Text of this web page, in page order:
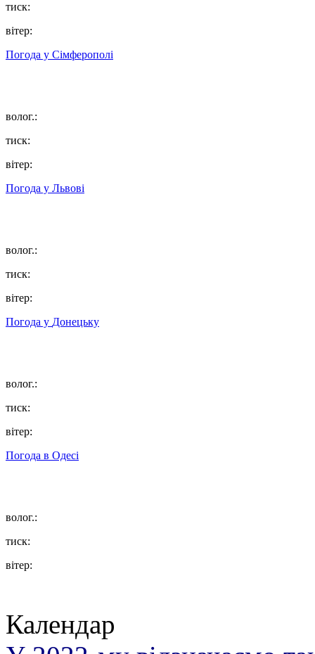
тиск:
вітер:
Погода у Сімферополі
волог.:
тиск:
вітер:
Погода у Львові
волог.:
тиск:
вітер:
Погода у Донецьку
волог.:
тиск:
вітер:
Погода в Одесі
волог.:
тиск:
вітер:
Календар